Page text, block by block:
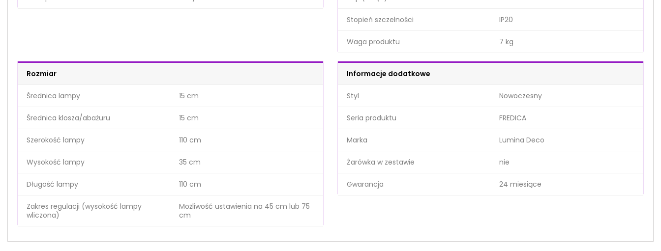
Stopień szczelności IP20
Waga produktu 7 kg
Rozmiar
Średnica lampy 15 cm
Średnica klosza/abażuru 15 cm
Szerokość lampy 110 cm
Wysokość lampy 35 cm
Długość lampy 110 cm
Zakres regulacji (wysokość lampy
wliczona)
Możliwość ustawienia na 45 cm lub 75
cm
Informacje dodatkowe
Styl Nowoczesny
Seria produktu FREDICA
Marka Lumina Deco
Żarówka w zestawie nie
Gwarancja 24 miesiące